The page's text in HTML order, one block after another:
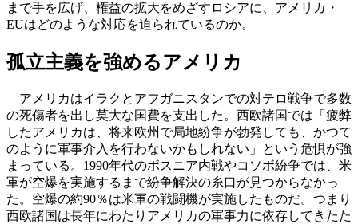
まで手を広げ、権益の拡大をめざすロシアに、アメリカ・
EUはどのような対応を迫られているのか。
孤立主義を強めるアメリカ
アメリカはイラクとアフガニスタンでの対テロ戦争で多数
の死傷者を出し莫大な国費を支出した。西欧諸国では「疲弊
したアメリカは、将来欧州で局地紛争が勃発しても、かつて
のように軍事介入を行わないかもしれない」という危惧が強
まっている。1990年代のボスニア内戦やコソボ紛争では、米
軍が空爆を実施するまで紛争解決の糸口が見つからなかっ
た。空爆の約90％は米軍の戦闘機が実施したものだ。つまり
西欧諸国は長年にわたりアメリカの軍事力に依存してきたた